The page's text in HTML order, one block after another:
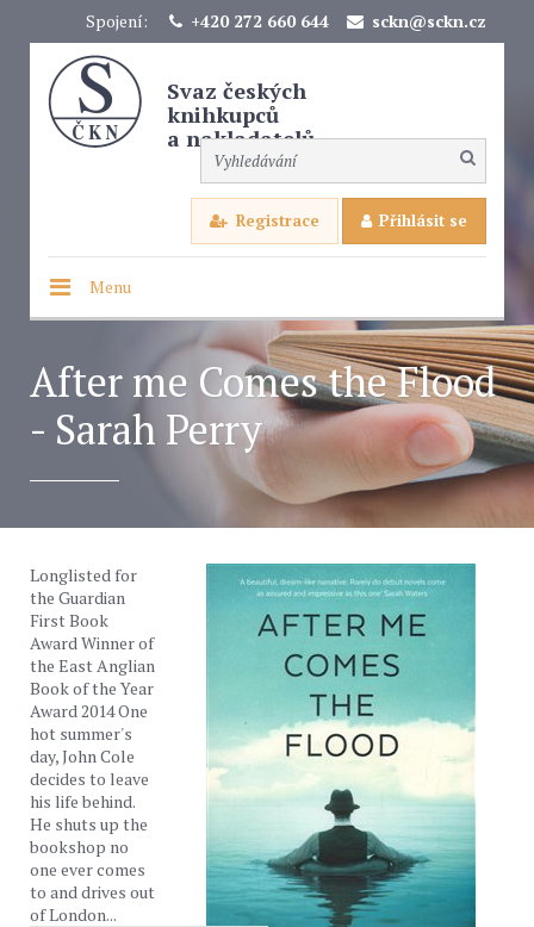
Spojení: +420 272 660 644 sckn@sckn.cz
Svaz českých
knihkupců
a nakladatelů
Registrace Přihlásit se
Menu
After me Comes the Flood
- Sarah Perry
Longlisted for
the Guardian
First Book
Award Winner of
the East Anglian
Book of the Year
Award 2014 One
hot summer's
day, John Cole
decides to leave
his life behind.
He shuts up the
bookshop no
one ever comes
to and drives out
of London...